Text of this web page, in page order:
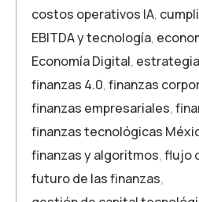
costos operativos IA,
EBITDA y tecnología,
Economía Digital,
finanzas 4.0,finanzas
finanzas empresariales,
finanzas tecnológicas
finanzas y algoritmos,flujo
futuro de las finanzas,